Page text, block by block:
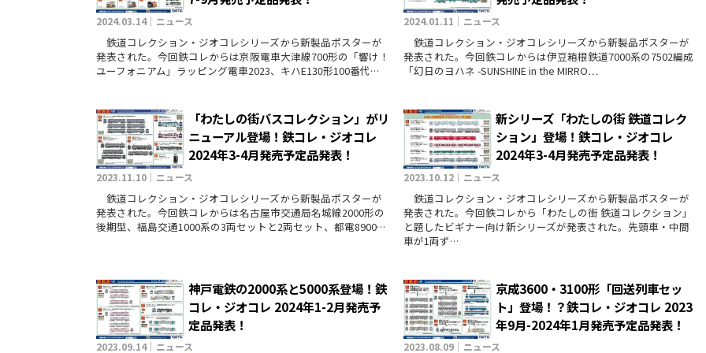
2024.03.14｜ニュース
鉄道コレクション・ジオコレシリーズから新製品ポスターが
発表された。今回鉄コレからは京阪電車大津線700形の「響け！
ユーフォニアム」ラッピング電車2023、キハE130形100番代…
2024.01.11｜ニュース
鉄道コレクション・ジオコレシリーズから新製品ポスターが
発表された。今回鉄コレからは伊豆箱根鉄道7000系の7502編成
「幻日のヨハネ -SUNSHINE in the MIRRO…
「わたしの街バスコレクション」がリ
ニューアル登場！鉄コレ・ジオコレ
2024年3-4月発売予定品発表！
2023.11.10｜ニュース
鉄道コレクション・ジオコレシリーズから新製品ポスターが
発表された。今回鉄コレからは名古屋市交通局名城線2000形の
後期型、福島交通1000系の3両セットと2両セット、都電8900…
新シリーズ「わたしの街 鉄道コレク
ション」登場！鉄コレ・ジオコレ
2024年3-4月発売予定品発表！
2023.10.12｜ニュース
鉄道コレクション・ジオコレシリーズから新製品ポスターが
発表された。今回鉄コレから「わたしの街 鉄道コレクション」
と題したビギナー向け新シリーズが発表された。先頭車・中間
車が1両ず…
神戸電鉄の2000系と5000系登場！鉄
コレ・ジオコレ 2024年1-2月発売予
定品発表！
2023.09.14｜ニュース
京成3600・3100形「回送列車セッ
ト」登場！？鉄コレ・ジオコレ 2023
年9月-2024年1月発売予定品発表！
2023.08.09｜ニュース